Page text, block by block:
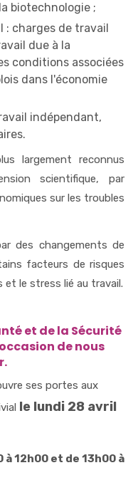
biotechnologie ;
: charges de travail
due à la
conditions associées
dans l'économie
indépendant,
largement reconnus
scientifique, par
sur les troubles
des changements de
facteurs de risques
le stress lié au travail.
et de la Sécurité
de nous
ses portes aux
le lundi 28 avril
à 12h00 et de 13h00 à